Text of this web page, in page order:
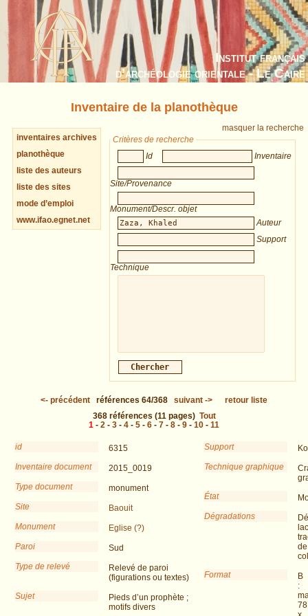
Institut français
d’archéologie orientale - Le Caire
Inventaire de la planothèque
inventaires archives
planothèque
liste des auteurs
liste des sites
mode d’emploi
www.ifao.egnet.net
masquer la recherche
Critères de recherche
Id
Inventaire
Site/Provenance
Monument/Descr. objet
Auteur
Support
Technique
<- précédent références 64/368 suivant ->
retour liste
368 références (11 pages) Tout
1 - 2 - 3 - 4 - 5 - 6 - 7 - 8 - 9 - 10 - 11
id
6315
Inventaire document
2015_0019
Type document
monument
Site
Baouit
Monument
Eglise (?)
Paroi
Sud
Type de relevé
Relevé de paroi
(figurations ou textes)
Sujet
Pieds d’un prophète ;
motifs divers
Support
Technique graphique
État
Dégradations
de
Format
B
:
78